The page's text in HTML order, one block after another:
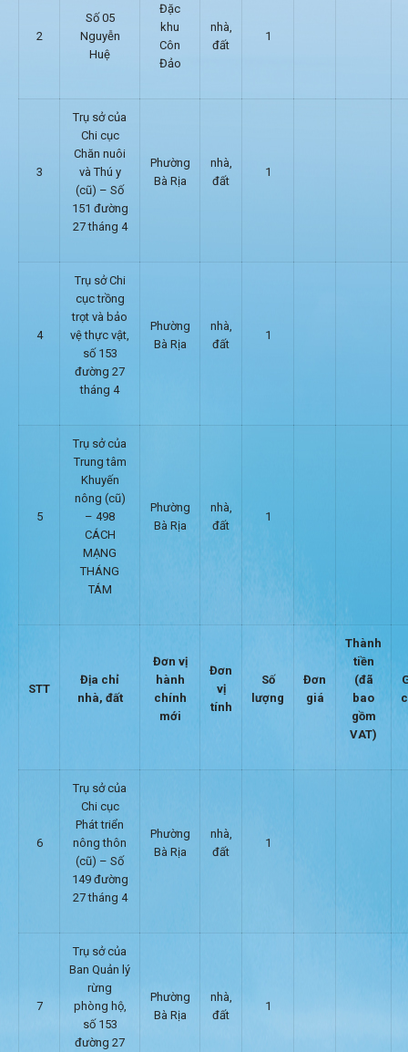
2
Số 05
Nguyễn
Huệ
Đặc
khu
Côn
Đảo
nhà,
đất
1
3
Trụ sở của
Chi cục
Chăn nuôi
và Thú y
(cũ) – Số
151 đường
27 tháng 4
Phường
Bà Rịa
nhà,
đất
1
4
Trụ sở Chi
cục trồng
trọt và bảo
vệ thực vật,
số 153
đường 27
tháng 4
Phường
Bà Rịa
nhà,
đất
1
5
Trụ sở của
Trung tâm
Khuyến
nông (cũ)
– 498
CÁCH
MẠNG
THÁNG
TÁM
Phường
Bà Rịa
nhà,
đất
1
STT
Địa chỉ
nhà, đất
Đơn vị
hành
chính
mới
Đơn
vị
tính
Số
lượng
Đơn
giá
Thành
tiền
(đã
bao
gồm
VAT)
6
Trụ sở của
Chi cục
Phát triển
nông thôn
(cũ) – Số
149 đường
27 tháng 4
Phường
Bà Rịa
nhà,
đất
1
7
Trụ sở của
Ban Quản lý
rừng
phòng hộ,
số 153
đường 27
Phường
Bà Rịa
nhà,
đất
1